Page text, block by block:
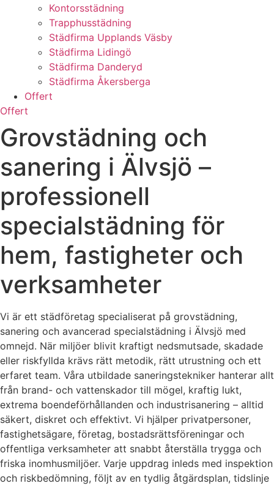
Kontorsstädning
Trapphusstädning
Städfirma Upplands Väsby
Städfirma Lidingö
Städfirma Danderyd
Städfirma Åkersberga
Offert
Offert
Grovstädning och
sanering i Älvsjö –
professionell
specialstädning för
hem, fastigheter och
verksamheter
Vi är ett städföretag specialiserat på grovstädning,
sanering och avancerad specialstädning i Älvsjö med
omnejd. När miljöer blivit kraftigt nedsmutsade, skadade
eller riskfyllda krävs rätt metodik, rätt utrustning och ett
erfaret team. Våra utbildade saneringstekniker hanterar allt
från brand- och vattenskador till mögel, kraftig lukt,
extrema boendeförhållanden och industrisanering – alltid
säkert, diskret och effektivt. Vi hjälper privatpersoner,
fastighetsägare, företag, bostadsrättsföreningar och
offentliga verksamheter att snabbt återställa trygga och
friska inomhusmiljöer. Varje uppdrag inleds med inspektion
och riskbedömning, följt av en tydlig åtgärdsplan, tidslinje